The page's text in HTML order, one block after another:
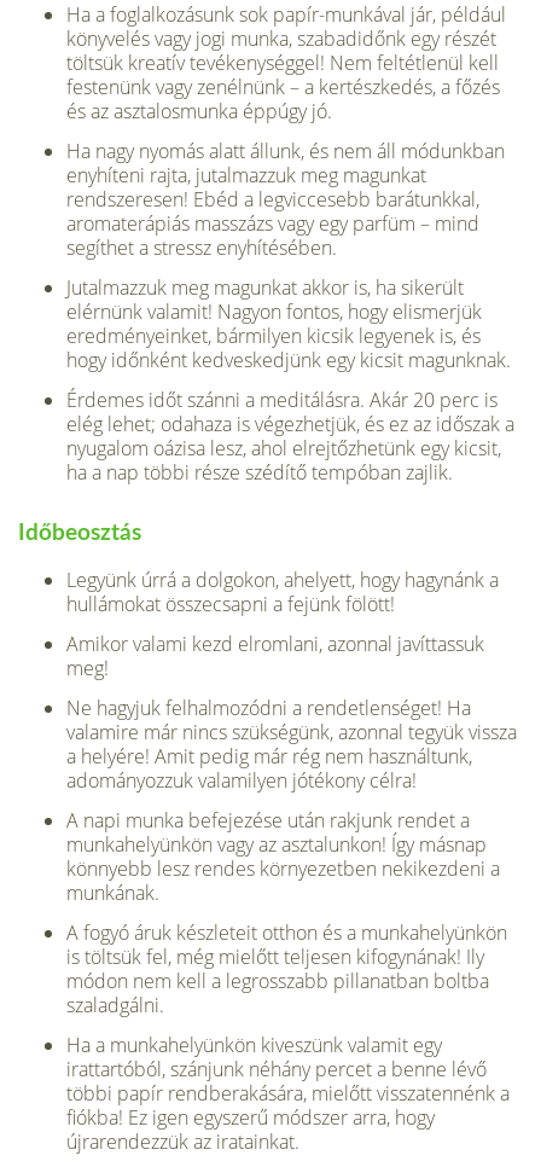
Ha a foglalkozásunk sok papír-munkával jár, például
könyvelés vagy jogi munka, szabadidőnk egy részét
töltsük kreatív tevékenységgel! Nem feltétlenül kell
festenünk vagy zenélnünk – a kertészkedés, a főzés
és az asztalosmunka éppúgy jó.
Ha nagy nyomás alatt állunk, és nem áll módunkban
enyhíteni rajta, jutalmazzuk meg magunkat
rendszeresen! Ebéd a legviccesebb barátunkkal,
aromaterápiás masszázs vagy egy parfüm – mind
segíthet a stressz enyhítésében.
Jutalmazzuk meg magunkat akkor is, ha sikerült
elérnünk valamit! Nagyon fontos, hogy elismerjük
eredményeinket, bármilyen kicsik legyenek is, és
hogy időnként kedveskedjünk egy kicsit magunknak.
Érdemes időt szánni a meditálásra. Akár 20 perc is
elég lehet; odahaza is végezhetjük, és ez az időszak a
nyugalom oázisa lesz, ahol elrejtőzhetünk egy kicsit,
ha a nap többi része szédítő tempóban zajlik.
Időbeosztás
Legyünk úrrá a dolgokon, ahelyett, hogy hagynánk a
hullámokat összecsapni a fejünk fölött!
Amikor valami kezd elromlani, azonnal javíttassuk
meg!
Ne hagyjuk felhalmozódni a rendetlenséget! Ha
valamire már nincs szükségünk, azonnal tegyük vissza
a helyére! Amit pedig már rég nem használtunk,
adományozzuk valamilyen jótékony célra!
A napi munka befejezése után rakjunk rendet a
munkahelyünkön vagy az asztalunkon! Így másnap
könnyebb lesz rendes környezetben nekikezdeni a
munkának.
A fogyó áruk készleteit otthon és a munkahelyünkön
is töltsük fel, még mielőtt teljesen kifogynának! Ily
módon nem kell a legrosszabb pillanatban boltba
szaladgálni.
Ha a munkahelyünkön kiveszünk valamit egy
irattartóból, szánjunk néhány percet a benne lévő
többi papír rendberakására, mielőtt visszatennénk a
fiókba! Ez igen egyszerű módszer arra, hogy
újrarendezzük az iratainkat.